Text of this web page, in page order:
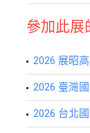
參加此展
2026 展昭
2026 臺灣
2026 台北